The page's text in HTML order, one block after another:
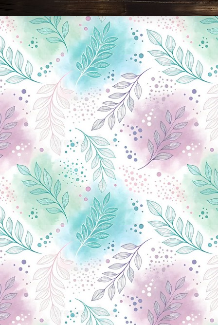
Новини Чернігова, Чернігівські новини, Чернігівський формат, новини Чернігова, події в Чернігові: політика, економіка, аналітика, культура, відеоновини, екологія, спортивний Чернігів, туризм, Чернігів